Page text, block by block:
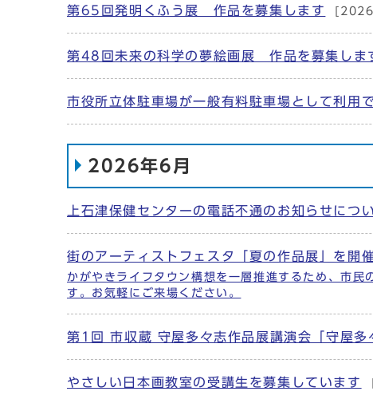
第65回発明くふう展 作品を募集します
第48回未来の科学の夢絵画展 作品を募集しま
市役所立体駐車場が一般有料駐車場として利用
2026年6月
上石津保健センターの電話不通のお知らせにつ
街のアーティストフェスタ「夏の作品展」を開
かがやきライフタウン構想を一層推進するため、市
す。お気軽にご来場ください。
第1回 市収蔵 守屋多々志作品展講演会「守屋
やさしい日本画教室の受講生を募集しています